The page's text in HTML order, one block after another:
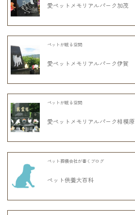
愛ペットメモリアルパーク加茂
ペットが眠る空間
愛ペットメモリアルパーク伊賀
ペットが眠る空間
愛ペットメモリアルパーク相模原
ペット葬儀会社が書くブログ
ペット供養大百科